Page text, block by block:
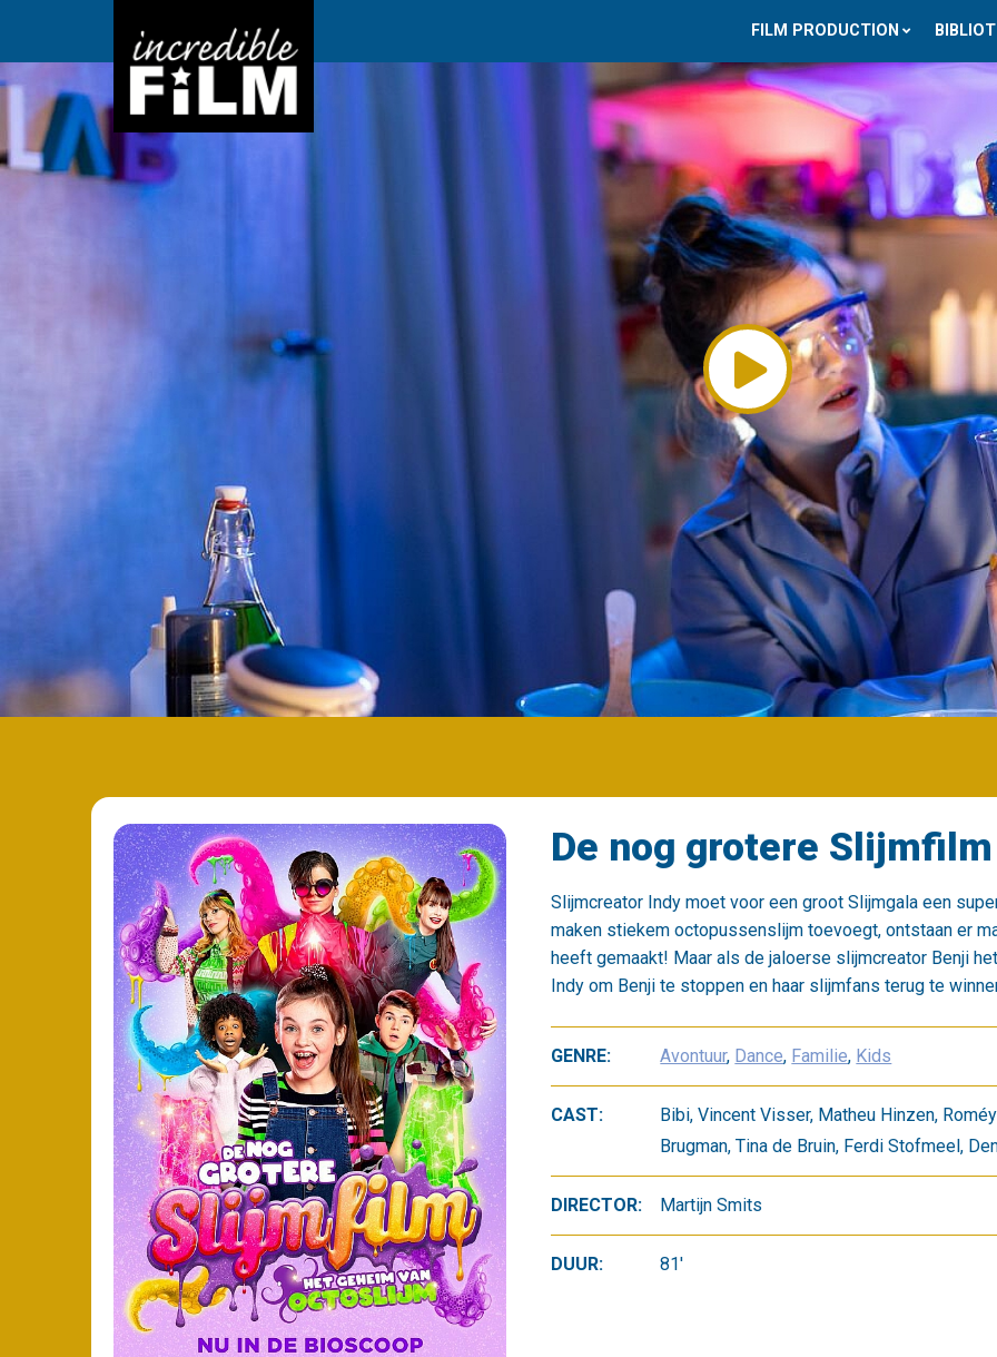
FILM PRODUCTION
De nog grotere
Slijmcreator Indy moet voor een groot Slijmgala een
maken stiekem octopussenslijm toevoegt, ontstaan er
heeft gemaakt! Maar als de jaloerse slijmcreator Benji
Indy om Benji te stoppen en haar slijmfans terug te
GENRE: Avontuur, Dance, Familie, Kids
CAST:
Bibi, Vincent Visser, Matheu Hinzen,
Brugman, Tina de Bruin, Ferdi Stofmeel,
DIRECTOR: Martijn Smits
DUUR: 81'